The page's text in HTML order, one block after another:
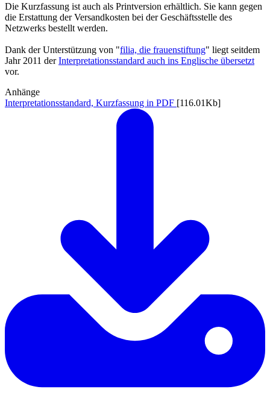
Die Kurzfassung ist auch als Printversion erhältlich. Sie kann gegen
die Erstattung der Versandkosten bei der Geschäftsstelle des
Netzwerks bestellt werden.
Dank der Unterstützung von "filia, die frauenstiftung" liegt seitdem
Jahr 2011 derInterpretationsstandard auch ins Englische übersetzt
vor.
Anhänge
Interpretationsstandard, Kurzfassung in PDF [116.01Kb]